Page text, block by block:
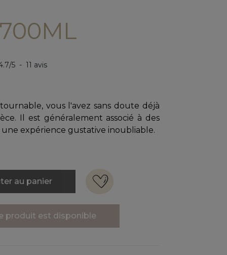
/5 - 11 avis
vous l'avez sans doute déjà
Il est généralement associé à des
expérience gustative inoubliable.
au panier
produit est disponible